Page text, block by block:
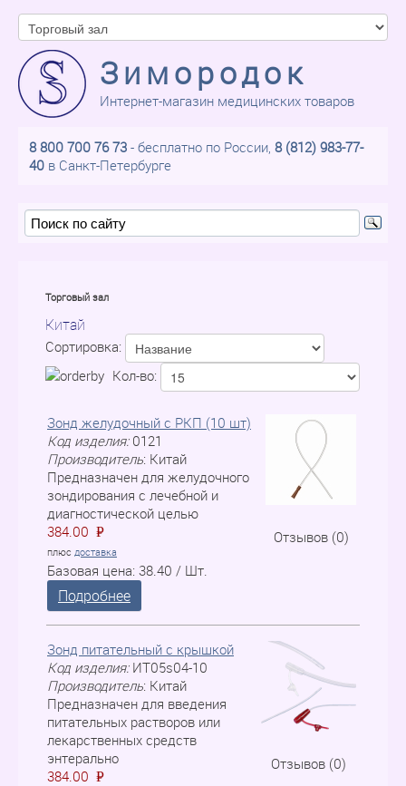
Зимородок
Интернет-магазин медицинских товаров
8 800 700 76 73 - бесплатно по России, 8 (812) 983-77-
40 в Санкт-Петербурге
Торговый зал
Китай
Сортировка:
Кол-во:
Отзывов (0)
Зонд желудочный с РКП (10 шт)
Код изделия: 0121
Производитель: Китай
Предназначен для желудочного
зондирования с лечебной и
диагностической целью
384.00
=
P
плюс доставка
Базовая цена: 38.40 / Шт.
Подробнее
Отзывов (0)
Зонд питательный с крышкой
Код изделия: ИТ05s04-10
Производитель: Китай
Предназначен для введения
питательных растворов или
лекарственных средств
энтерально
384.00
=
P